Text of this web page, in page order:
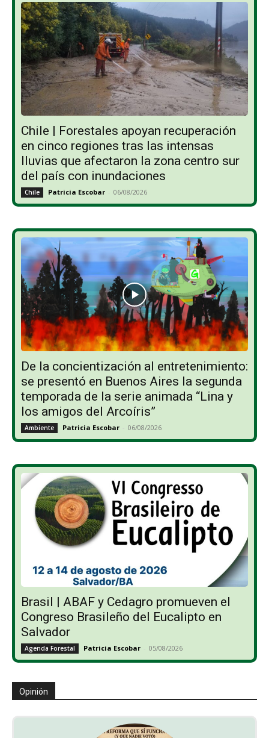
Chile | Forestales apoyan recuperación
en cinco regiones tras las intensas
lluvias que afectaron la zona centro sur
del país con inundaciones
Chile Patricia Escobar - 06/08/2026
De la concientización al entretenimiento:
se presentó en Buenos Aires la segunda
temporada de la serie animada “Lina y
los amigos del Arcoíris”
Ambiente Patricia Escobar - 06/08/2026
Brasil | ABAF y Cedagro promueven el
Congreso Brasileño del Eucalipto en
Salvador
Agenda Forestal Patricia Escobar - 05/08/2026
Opinión